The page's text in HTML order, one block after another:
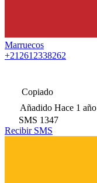
Marruecos
+212612338262
Copiado
Añadido Hace 1 año
SMS 1347
Recibir SMS